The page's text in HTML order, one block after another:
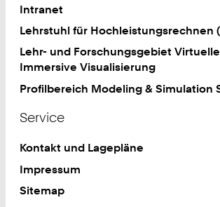
Intranet
Lehrstuhl für Hochleistungsrechnen
Lehr- und Forschungsgebiet
Immersive Visualisierung
Profilbereich Modeling & Simulation
Service
Kontakt und Lagepläne
Impressum
Sitemap